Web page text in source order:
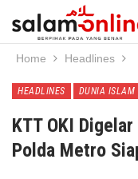
Home Headlines
HEADLINES DUNIA ISLAM
KTT OKI
Polda Metro